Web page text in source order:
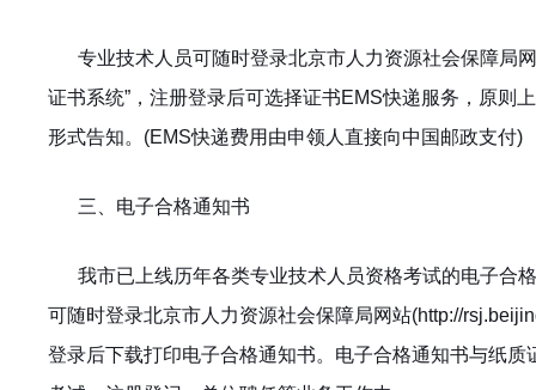
专业技术人员可随时登录北京市人力资源社会保障局
证书系统”，注册登录后可选择证书EMS快递服务，原则
形式告知。(EMS快递费用由申领人直接向中国邮政支付)
三、电子合格通知书
我市已上线历年各类专业技术人员资格考试的电子合
可随时登录北京市人力资源社会保障局网站(http://
登录后下载打印电子合格通知书。电子合格通知书与纸